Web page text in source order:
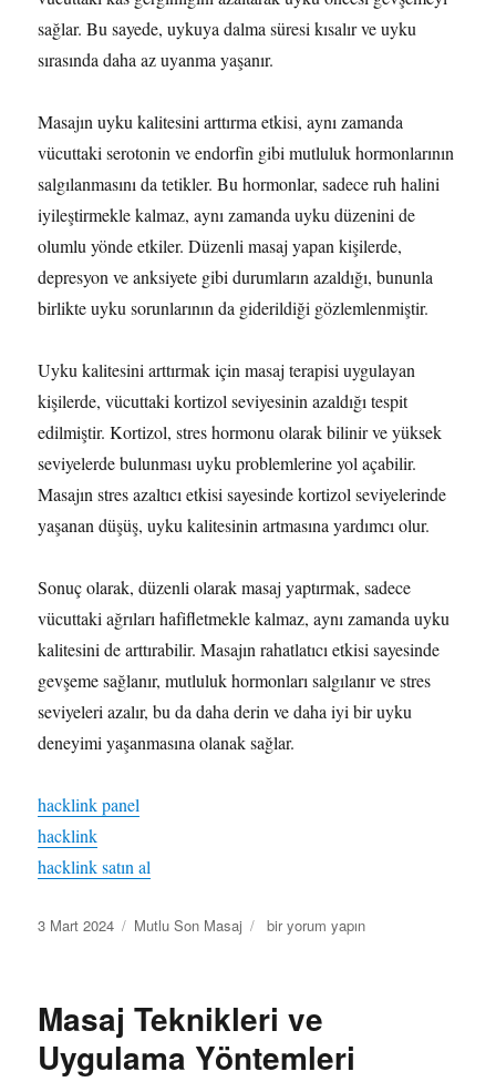
sağlar. Bu sayede, uykuya dalma süresi kısalır ve uyku
sırasında daha az uyanma yaşanır.
Masajın uyku kalitesini arttırma etkisi, aynı zamanda
vücuttaki serotonin ve endorfin gibi mutluluk hormonlarının
salgılanmasını da tetikler. Bu hormonlar, sadece ruh halini
iyileştirmekle kalmaz, aynı zamanda uyku düzenini de
olumlu yönde etkiler. Düzenli masaj yapan kişilerde,
depresyon ve anksiyete gibi durumların azaldığı, bununla
birlikte uyku sorunlarının da giderildiği gözlemlenmiştir.
Uyku kalitesini arttırmak için masaj terapisi uygulayan
kişilerde, vücuttaki kortizol seviyesinin azaldığı tespit
edilmiştir. Kortizol, stres hormonu olarak bilinir ve yüksek
seviyelerde bulunması uyku problemlerine yol açabilir.
Masajın stres azaltıcı etkisi sayesinde kortizol seviyelerinde
yaşanan düşüş, uyku kalitesinin artmasına yardımcı olur.
Sonuç olarak, düzenli olarak masaj yaptırmak, sadece
vücuttaki ağrıları hafifletmekle kalmaz, aynı zamanda uyku
kalitesini de arttırabilir. Masajın rahatlatıcı etkisi sayesinde
gevşeme sağlanır, mutluluk hormonları salgılanır ve stres
seviyeleri azalır, bu da daha derin ve daha iyi bir uyku
deneyimi yaşanmasına olanak sağlar.
hacklink panel
hacklink
hacklink satın al
Yayın
3 Mart 2024 Kategoriler
Mutlu Son Masaj
Masajın
Etkileri
bir yorum yapın
Masaj Teknikleri ve
Uygulama Yöntemleri